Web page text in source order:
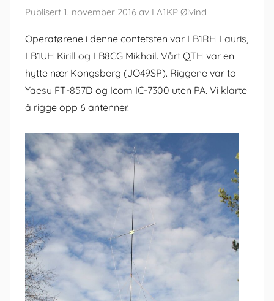
Publisert 1. november 2016 av LA1KP Øivind
Operatørene i denne contetsten var LB1RH Lauris,
LB1UH Kirill og LB8CG Mikhail. Vårt QTH var en
hytte nær Kongsberg (JO49SP). Riggene var to
Yaesu FT-857D og Icom IC-7300 uten PA. Vi klarte
å rigge opp 6 antenner.